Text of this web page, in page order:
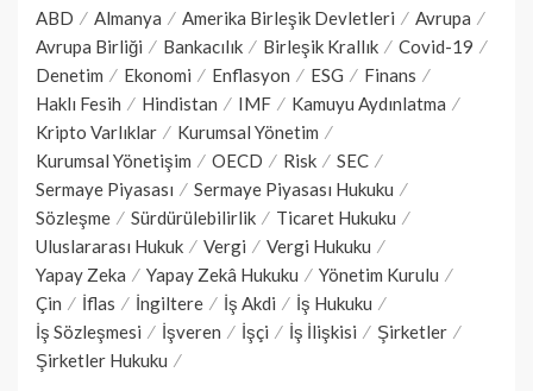
ABD Almanya Amerika Birleşik Devletleri
Avrupa
Avrupa Birliği
Bankacılık Birleşik Krallık
Covid-19
Denetim
Ekonomi Enflasyon ESG
Finans
Haklı Fesih
Hindistan IMF
Kamuyu Aydınlatma
Kripto Varlıklar
Kurumsal Yönetim
Kurumsal Yönetişim
OECD Risk
SEC
Sermaye Piyasası
Sermaye Piyasası Hukuku
Sözleşme
Sürdürülebilirlik
Ticaret Hukuku
Uluslararası Hukuk
Vergi
Vergi Hukuku
Yapay Zeka
Yapay Zekâ Hukuku
Yönetim Kurulu
Çin
İflas İngiltere İş Akdi
İş Hukuku
İş Sözleşmesi
İşveren İşçi İş İlişkisi
Şirketler
Şirketler Hukuku